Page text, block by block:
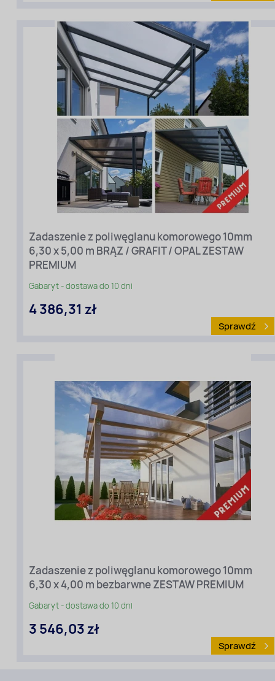
Poliwęglan
komorowy
Kolor:
Przezroczysty
Grubość
Zadaszenie z poliwęglanu komorowego 10mm
6,30 x 5,00 m BRĄZ / GRAFIT / OPAL ZESTAW
PREMIUM
Gabaryt - dostawa do 10 dni
4 386,31 zł
Sprawdź
Szerokość
zadaszenia
(przy
elewacji):
6,30
Długość
zadaszenia
[m]
(ze
spadem):
5
cenowy:
Premium
Kolor:
brąz/grafit/opal
Grubość
10
Zadaszenie z poliwęglanu komorowego 10mm
6,30 x 4,00 m bezbarwne ZESTAW PREMIUM
Gabaryt - dostawa do 10 dni
3 546,03 zł
Sprawdź
Szerokość
zadaszenia
[m]
[m]
(ze
spadem):
4
cenowy:
Premium